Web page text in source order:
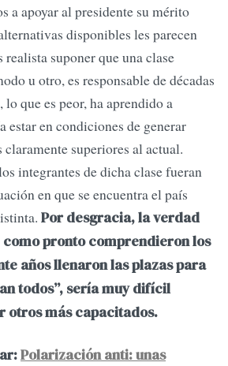
a apoyar al presidente su mérito
disponibles les parecen
realista suponer que una clase
u otro, es responsable de décadas
lo que es peor, ha aprendido a
estar en condiciones de generar
claramente superiores al actual.
integrantes de dicha clase fueran
en que se encuentra el país
Por desgracia, la verdad
como pronto comprendieron los
años llenaron las plazas para
todos”, sería muy difícil
otros más capacitados.
Polarización anti: unas